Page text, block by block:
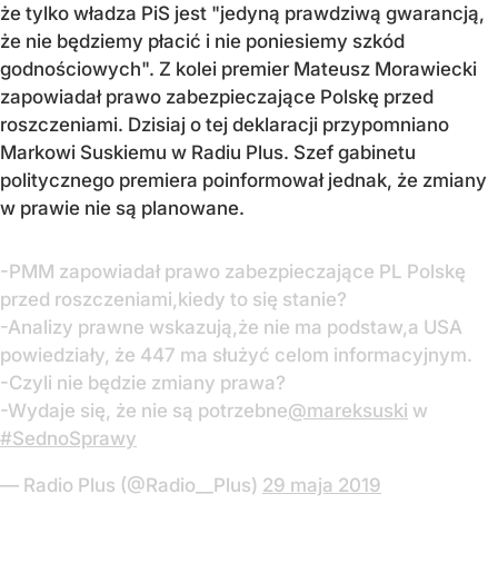
że tylko władza PiS jest "jedyną prawdziwą gwarancją,
że nie będziemy płacić i nie poniesiemy szkód
godnościowych". Z kolei premier Mateusz Morawiecki
zapowiadał prawo zabezpieczające Polskę przed
roszczeniami. Dzisiaj o tej deklaracji przypomniano
Markowi Suskiemu w Radiu Plus. Szef gabinetu
politycznego premiera poinformował jednak, że zmiany
w prawie nie są planowane.
-PMM zapowiadał prawo zabezpieczające PL Polskę
przed roszczeniami,kiedy to się stanie?
-Analizy prawne wskazują,że nie ma podstaw,a USA
powiedziały, że 447 ma służyć celom informacyjnym.
-Czyli nie będzie zmiany prawa?
-Wydaje się, że nie są potrzebne@mareksuski w
#SednoSprawy
— Radio Plus (@Radio__Plus) 29 maja 2019